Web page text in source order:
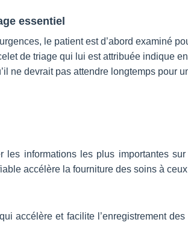
essentiel
le patient est d’abord examiné
de triage qui lui est attribuée indique
ne devrait pas attendre longtemps pour
informations les plus importantes
accélère la fourniture des soins à
accélère et facilite l’enregistrement